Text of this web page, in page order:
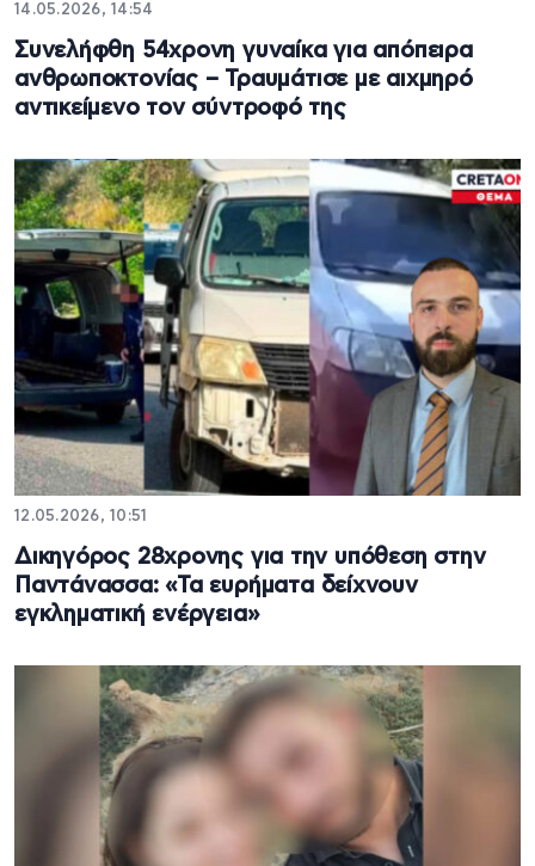
14.05.2026, 14:54
Συνελήφθη 54χρονη γυναίκα για απόπειρα
ανθρωποκτονίας – Τραυμάτισε με αιχμηρό
αντικείμενο τον σύντροφό της
12.05.2026, 10:51
Δικηγόρος 28χρονης για την υπόθεση στην
Παντάνασσα: «Τα ευρήματα δείχνουν
εγκληματική ενέργεια»